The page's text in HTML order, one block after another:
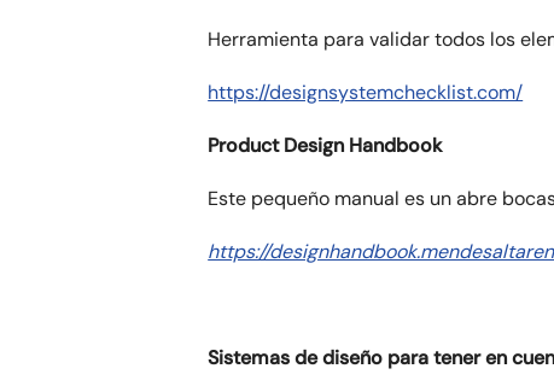
Herramienta para validar todos los
https://designsystemchecklist.com/
Product Design Handbook
Este pequeño manual es un abre
https://
Sistemas de diseño para tener en